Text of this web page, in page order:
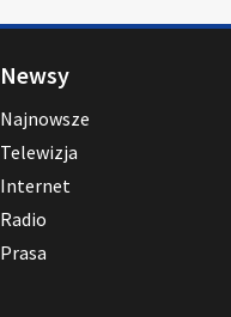
Newsy
Najnowsze
Telewizja
Internet
Radio
Prasa